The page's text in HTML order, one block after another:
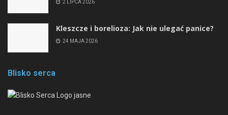
2 LIPCA 2026
Kleszcze i borelioza: Jak nie ulegać panice?
24 MAJA 2026
Blisko serca